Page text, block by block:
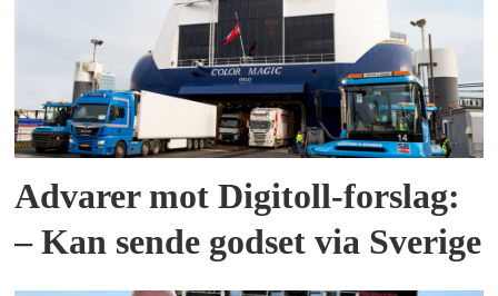
Advarer mot Digitoll-forslag:
– Kan sende godset via Sverige